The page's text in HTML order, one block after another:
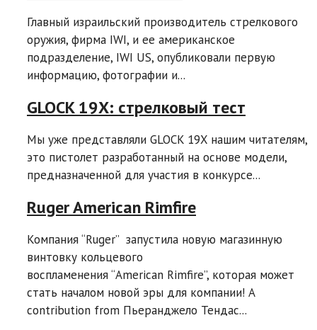
Главный израильский производитель стрелкового
оружия, фирма IWI, и ее американское
подразделение, IWI US, опубликовали первую
информацию, фотографии и...
GLOCK 19X: стрелковый тест
Мы уже представляли GLOCK 19X нашим читателям,
это пистолет разработанный на основе модели,
предназначенной для участия в конкурсе...
Ruger American Rimfire
Компания “Ruger” запустила новую магазинную
винтовку кольцевого
воспламенения “American Rimfire”, которая может
стать началом новой эры для компании! A
contribution from Пьеранджело Тендас...